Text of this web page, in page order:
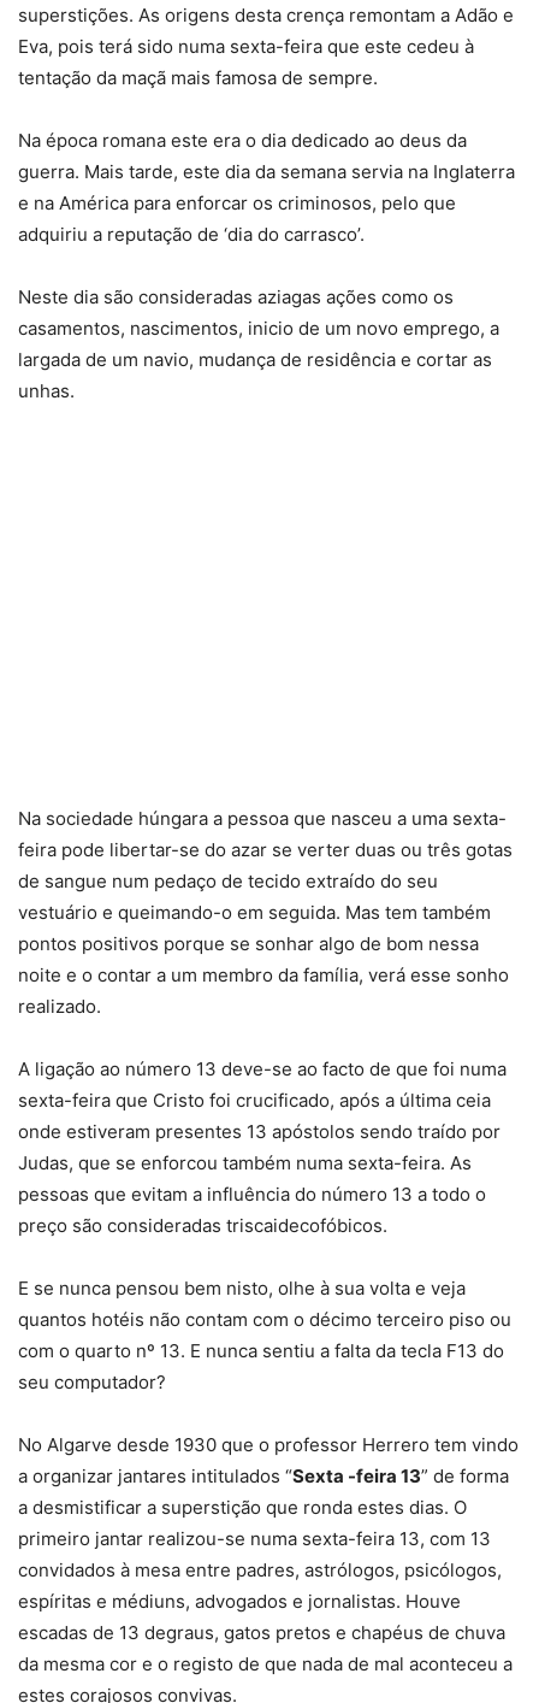
superstições. As origens desta crença remontam a Adão e
Eva, pois terá sido numa sexta-feira que este cedeu à
tentação da maçã mais famosa de sempre.
Na época romana este era o dia dedicado ao deus da
guerra. Mais tarde, este dia da semana servia na Inglaterra
e na América para enforcar os criminosos, pelo que
adquiriu a reputação de ‘dia do carrasco’.
Neste dia são consideradas aziagas ações como os
casamentos, nascimentos, inicio de um novo emprego, a
largada de um navio, mudança de residência e cortar as
unhas.
Na sociedade húngara a pessoa que nasceu a uma sexta-
feira pode libertar-se do azar se verter duas ou três gotas
de sangue num pedaço de tecido extraído do seu
vestuário e queimando-o em seguida. Mas tem também
pontos positivos porque se sonhar algo de bom nessa
noite e o contar a um membro da família, verá esse sonho
realizado.
A ligação ao número 13 deve-se ao facto de que foi numa
sexta-feira que Cristo foi crucificado, após a última ceia
onde estiveram presentes 13 apóstolos sendo traído por
Judas, que se enforcou também numa sexta-feira. As
pessoas que evitam a influência do número 13 a todo o
preço são consideradas triscaidecofóbicos.
E se nunca pensou bem nisto, olhe à sua volta e veja
quantos hotéis não contam com o décimo terceiro piso ou
com o quarto nº 13. E nunca sentiu a falta da tecla F13 do
seu computador?
No Algarve desde 1930 que o professor Herrero tem vindo
a organizar jantares intitulados “Sexta -feira 13” de forma
a desmistificar a superstição que ronda estes dias. O
primeiro jantar realizou-se numa sexta-feira 13, com 13
convidados à mesa entre padres, astrólogos, psicólogos,
espíritas e médiuns, advogados e jornalistas. Houve
escadas de 13 degraus, gatos pretos e chapéus de chuva
da mesma cor e o registo de que nada de mal aconteceu a
estes corajosos convivas.